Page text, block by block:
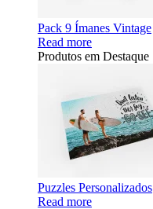
Pack 9 Ímanes Vintage
Read more
Produtos em Destaque
Puzzles Personalizados
Read more